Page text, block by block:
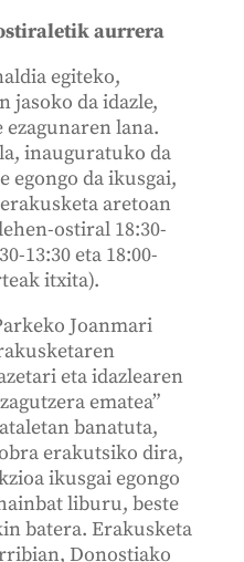
aurrera
egiteko,
jasoko da idazle,
lana.
inauguratuko da
egongo da ikusgai,
aretoan
ostiral 18:30-
13:30 eta 18:00-
itxita).
Joanmari
eta idazlearen
ematea”
banatuta,
erakutsiko dira,
ikusgai egongo
liburu, beste
batera. Erakusketa
Donostiako